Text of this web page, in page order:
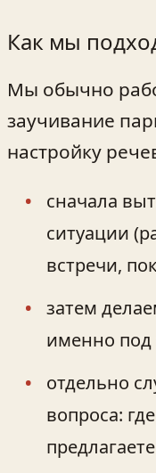
Как мы
Мы обычно
заучивание
настройку
сначала
ситуации
встречи,
затем
именно под
отдельно
вопроса: